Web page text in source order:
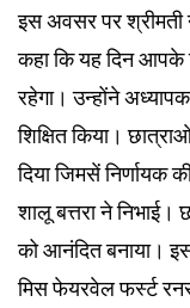
इस अवसर पर श्रीमती
कहा कि यह दिन आपके
रहेगा। उन्होंने
शिक्षित किया।
दिया जिमसें निर्णायक
शालू बत्तरा ने
को आनंदित बनाया।
मिस फेयरवेल फर्स्ट